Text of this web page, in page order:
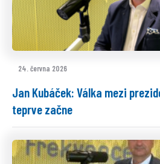
24. června 2026
Jan Kubáček: Válka mezi
teprve začne